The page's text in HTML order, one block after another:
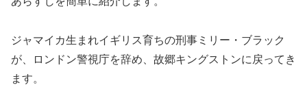
ジャマイカ生まれイギリス育ちの刑事ミリー・ブラック
が、ロンドン警視庁を辞め、故郷キングストンに戻ってき
ます。